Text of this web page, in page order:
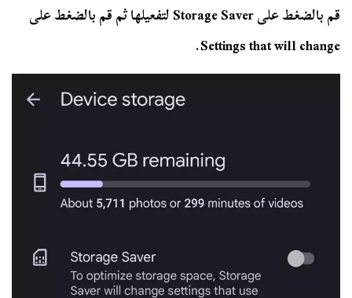
قم بالضغط على Storage Saver لتفعيلها ثم قم بالضغط على
Settings that will change.